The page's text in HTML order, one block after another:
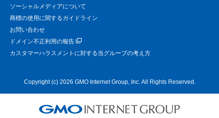
ソーシャルメディアについて
商標の使用に関するガイドライン
お問い合わせ
ドメイン不正利用の報告
カスタマーハラスメントに対する当グループの考え方
Copyright (c) 2026 GMO Internet Group, Inc. All Rights Reserved.